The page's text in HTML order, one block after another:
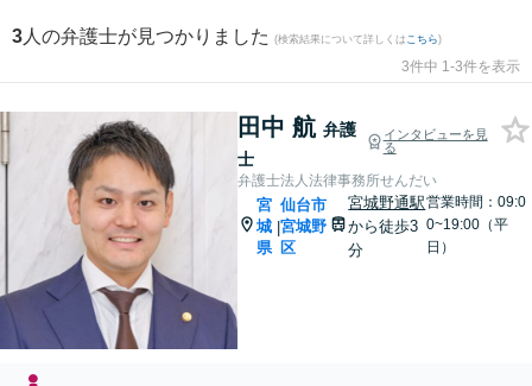
3 人の弁護士が見つかりました (検索結果について詳しくは こちら)
3件中 1-3件を表示
田中 航 弁護
士
インタビューを見
る
弁護士法人法律事務所せんだい
宮
城
県
|
仙台市
宮城野
区
宮城野通駅
から徒歩3
分
営業時間：09:0
0~19:00（平
日）